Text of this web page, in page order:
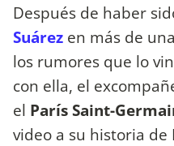
Después de haber
Suárez en más de
los rumores que lo
con ella, el
el París Saint-
video a su historia